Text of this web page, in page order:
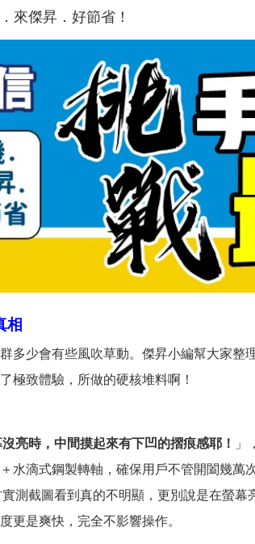
來傑昇．好節省！
相
少會有些風吹草動。傑昇小編幫大家整
極致體驗，所做的硬核堆料啊！
亮時，中間摸起來有下凹的摺痕感耶！ 」
水滴式鋼製轉軸，確保用戶不管開闔幾萬
測截圖看到真的不明顯，更別說是在螢幕
更是爽快，完全不影響操作。